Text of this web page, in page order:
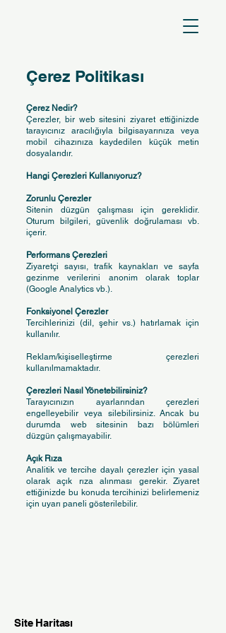
Çerez Politikası
Çerez Nedir?
Çerezler, bir web sitesini ziyaret ettiğinizde
tarayıcınız aracılığıyla bilgisayarınıza veya
mobil cihazınıza kaydedilen küçük metin
dosyalarıdır.
Hangi Çerezleri Kullanıyoruz?
Zorunlu Çerezler
Sitenin düzgün çalışması için gereklidir.
Oturum bilgileri, güvenlik doğrulaması vb.
içerir.
Performans Çerezleri
Ziyaretçi sayısı, trafik kaynakları ve sayfa
gezinme verilerini anonim olarak toplar
(Google Analytics vb.).
Fonksiyonel Çerezler
Tercihlerinizi (dil, şehir vs.) hatırlamak için
kullanılır.
Reklam/kişiselleştirme çerezleri
kullanılmamaktadır.
Çerezleri Nasıl Yönetebilirsiniz?
Tarayıcınızın ayarlarından çerezleri
engelleyebilir veya silebilirsiniz. Ancak bu
durumda web sitesinin bazı bölümleri
düzgün çalışmayabilir.
Açık Rıza
Analitik ve tercihe dayalı çerezler için yasal
olarak açık rıza alınması gerekir. Ziyaret
ettiğinizde bu konuda tercihinizi belirlemeniz
için uyarı paneli gösterilebilir.
Site Haritası